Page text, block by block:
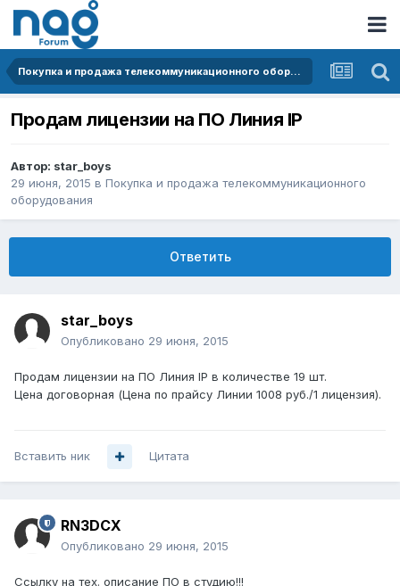
Покупка и продажа телекоммуникационного оборудования
Продам лицензии на ПО Линия IP
Автор: star_boys
29 июня, 2015 в Покупка и продажа телекоммуникационного
оборудования
Ответить
star_boys
Опубликовано 29 июня, 2015
Продам лицензии на ПО Линия IP в количестве 19 шт.
Цена договорная (Цена по прайсу Линии 1008 руб./1 лицензия).
Вставить ник Цитата
RN3DCX
Опубликовано 29 июня, 2015
Ссылку на тех. описание ПО в студию!!!